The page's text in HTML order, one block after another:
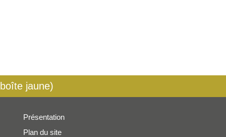
jaune)
Présentation
Plan du site